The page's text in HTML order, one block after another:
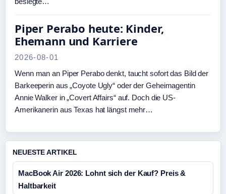
Piper Perabo heute: Kinder,
Ehemann und Karriere
2026-08-01
Wenn man an Piper Perabo denkt, taucht sofort das Bild der
Barkeeperin aus „Coyote Ugly“ oder der Geheimagentin
Annie Walker in „Covert Affairs“ auf. Doch die US-
Amerikanerin aus Texas hat längst mehr…
NEUESTE ARTIKEL
MacBook Air 2026: Lohnt sich der Kauf? Preis &
Haltbarkeit